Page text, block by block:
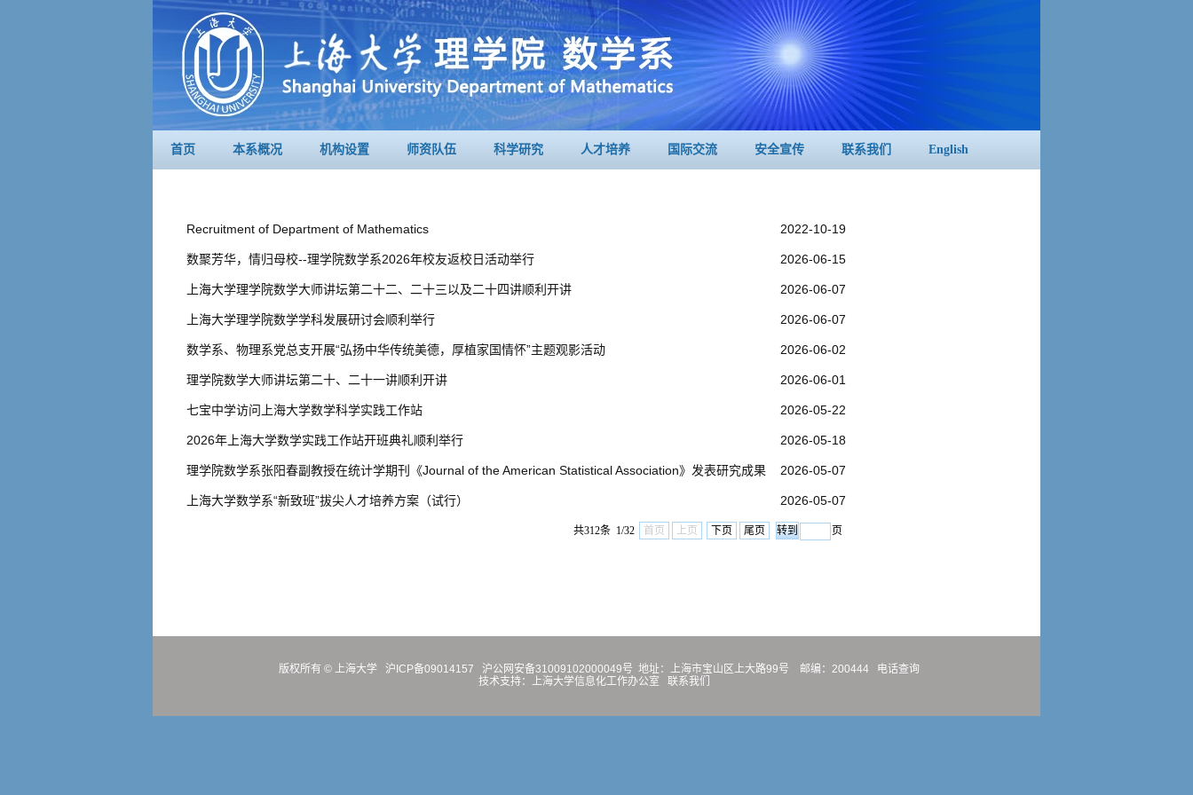
首页 本系概况 机构设置 师资队伍 科学研究 人才培养 国际交流 安全宣传 联系我们 English
Recruitment of Department of Mathematics 2022-10-19
数聚芳华，情归母校--理学院数学系2026年校友返校日活动举行 2026-06-15
上海大学理学院数学大师讲坛第二十二、二十三以及二十四讲顺利开讲 2026-06-07
上海大学理学院数学学科发展研讨会顺利举行 2026-06-07
数学系、物理系党总支开展“弘扬中华传统美德，厚植家国情怀”主题观影活动 2026-06-02
理学院数学大师讲坛第二十、二十一讲顺利开讲 2026-06-01
七宝中学访问上海大学数学科学实践工作站 2026-05-22
2026年上海大学数学实践工作站开班典礼顺利举行 2026-05-18
理学院数学系张阳春副教授在统计学期刊《Journal of the American Statistical Association》发表研究成果 2026-05-07
上海大学数学系“新致班”拔尖人才培养方案（试行） 2026-05-07
共312条 1/32 首页 上页 下页 尾页 页
版权所有 © 上海大学 沪ICP备09014157 沪公网安备31009102000049号 地址：上海市宝山区上大路99号 邮编：200444 电话查询
技术支持： 上海大学信息化工作办公室 联系我们